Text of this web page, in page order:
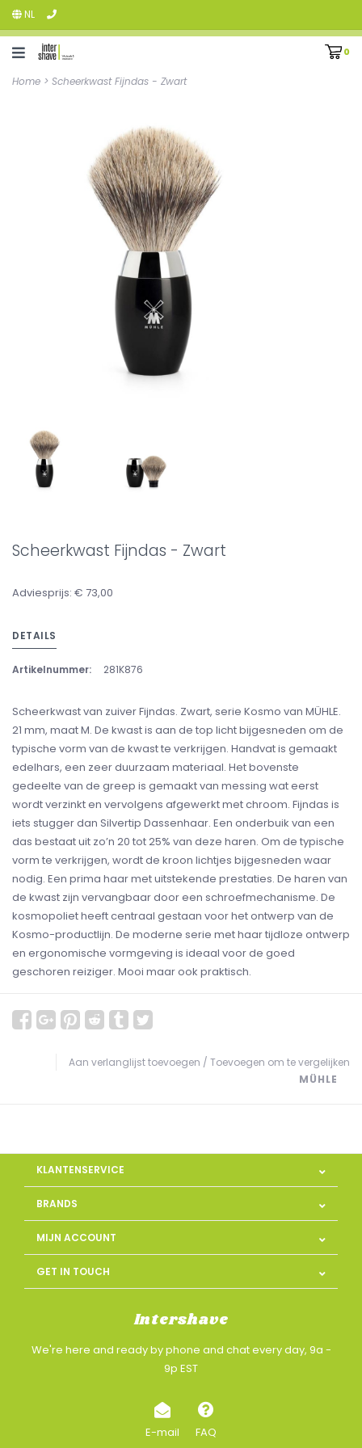
NL
0
Home > Scheerkwast Fijndas - Zwart
Scheerkwast Fijndas - Zwart
Adviesprijs: € 73,00
DETAILS
Artikelnummer: 281K876
Scheerkwast van zuiver Fijndas. Zwart, serie Kosmo van MÜHLE.
21 mm, maat M. De kwast is aan de top licht bijgesneden om de
typische vorm van de kwast te verkrijgen. Handvat is gemaakt
edelhars, een zeer duurzaam materiaal. Het bovenste
gedeelte van de greep is gemaakt van messing wat eerst
wordt verzinkt en vervolgens afgewerkt met chroom. Fijndas is
iets stugger dan Silvertip Dassenhaar. Een onderbuik van een
das bestaat uit zo’n 20 tot 25% van deze haren. Om de typische
vorm te verkrijgen, wordt de kroon lichtjes bijgesneden waar
nodig. Een prima haar met uitstekende prestaties. De haren van
de kwast zijn vervangbaar door een schroefmechanisme. De
kosmopoliet heeft centraal gestaan voor het ontwerp van de
Kosmo-productlijn. De moderne serie met haar tijdloze ontwerp
en ergonomische vormgeving is ideaal voor de goed
geschoren reiziger. Mooi maar ook praktisch.
Aan verlanglijst toevoegen / Toevoegen om te vergelijken
MÜHLE
KLANTENSERVICE
BRANDS
MIJN ACCOUNT
GET IN TOUCH
Intershave
We're here and ready by phone and chat every day, 9a -
9p EST
E-mail FAQ